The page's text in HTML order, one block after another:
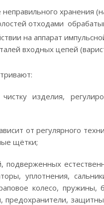
хранения
отходами
на аппарат
входных цепей
чистку изделия,
от регулярного
щётки;
подверженных
уплотнения,
колесо,
предохранители,